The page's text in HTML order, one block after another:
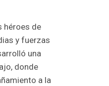
héroes de
y fuerzas
una
donde
a la